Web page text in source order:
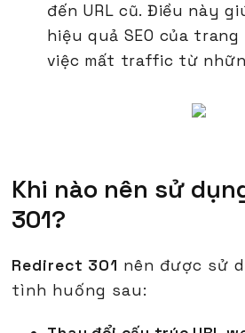
đến URL cũ. Điều này
hiệu quả SEO của
việc mất traffic từ
Khi nào nên sử
301?
Redirect 301 nên được sử
tình huống sau: